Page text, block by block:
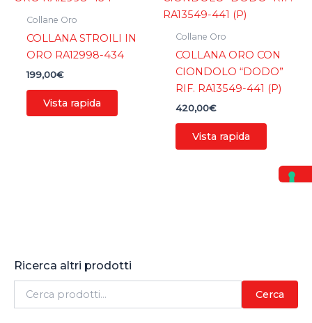
Ricerca altri prodotti
Cerca
Collane Oro
COLLANA STROILI IN
ORO RA12998-434
199,00€
Vista rapida
Collane Oro
COLLANA ORO CON
CIONDOLO “DODO”
RIF. RA13549-441 (P)
420,00€
Vista rapida